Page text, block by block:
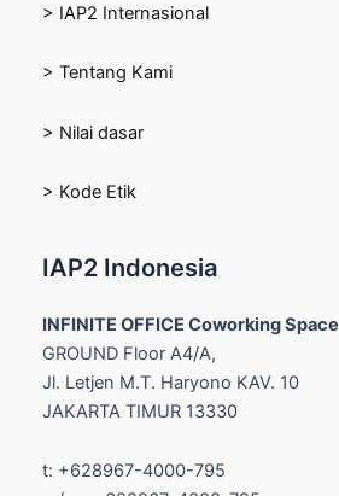
> IAP2 Internasional
> Tentang Kami
> Nilai dasar
> Kode Etik
IAP2 Indonesia
INFINITE OFFICE Coworking Space
GROUND Floor A4/A,
Jl. Letjen M.T. Haryono KAV. 10
JAKARTA TIMUR 13330
t: +628967-4000-795